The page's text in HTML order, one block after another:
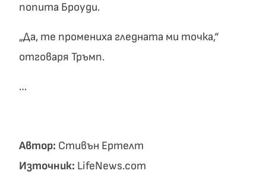
попита Броуди.
„Да, те промениха гледната ми точка,“
отговаря Тръмп.
…
Автор: Стивън Ертелт
Източник: LifeNews.com